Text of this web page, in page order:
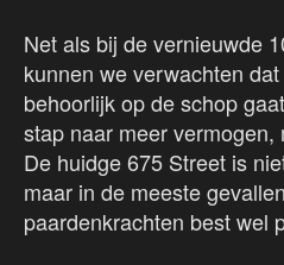
Net als bij de vernieuwde
kunnen we verwachten
behoorlijk op de schop
stap naar meer
De huidge 675 Street is
maar in de meeste
paardenkrachten best wel